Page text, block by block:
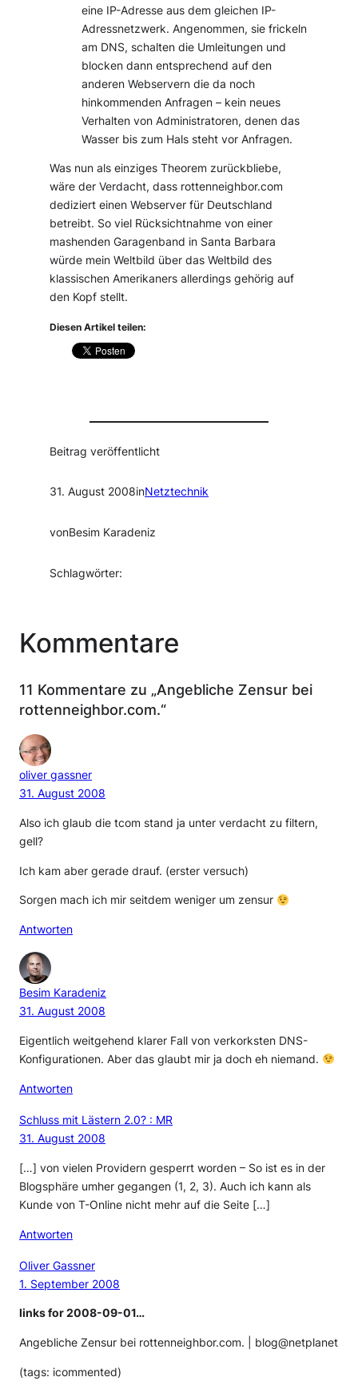
eine IP-Adresse aus dem gleichen IP-
Adressnetzwerk. Angenommen, sie frickeln
am DNS, schalten die Umleitungen und
blocken dann entsprechend auf den
anderen Webservern die da noch
hinkommenden Anfragen – kein neues
Verhalten von Administratoren, denen das
Wasser bis zum Hals steht vor Anfragen.
Was nun als einziges Theorem zurückbliebe,
wäre der Verdacht, dass rottenneighbor.com
dediziert einen Webserver für Deutschland
betreibt. So viel Rücksichtnahme von einer
mashenden Garagenband in Santa Barbara
würde mein Weltbild über das Weltbild des
klassischen Amerikaners allerdings gehörig auf
den Kopf stellt.
Diesen Artikel teilen:
Beitrag veröffentlicht
31. August 2008inNetztechnik
vonBesim Karadeniz
Schlagwörter:
Kommentare
11 Kommentare zu „Angebliche Zensur bei
rottenneighbor.com.“
oliver gassner
31. August 2008
Also ich glaub die tcom stand ja unter verdacht zu filtern,
gell?
Ich kam aber gerade drauf. (erster versuch)
Sorgen mach ich mir seitdem weniger um zensur
Antworten
Besim Karadeniz
31. August 2008
Eigentlich weitgehend klarer Fall von verkorksten DNS-
Konfigurationen. Aber das glaubt mir ja doch eh niemand.
Antworten
Schluss mit Lästern 2.0? : MR
31. August 2008
[…] von vielen Providern gesperrt worden – So ist es in der
Blogsphäre umher gegangen (1, 2, 3). Auch ich kann als
Kunde von T-Online nicht mehr auf die Seite […]
Antworten
Oliver Gassner
1. September 2008
links for 2008-09-01…
Angebliche Zensur bei rottenneighbor.com. | blog@netplanet
(tags: icommented)